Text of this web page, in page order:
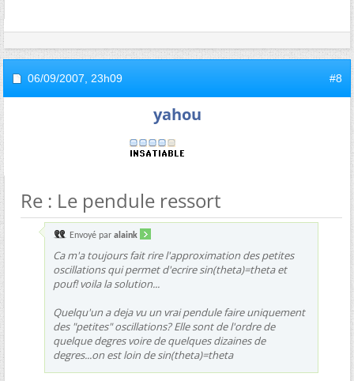
06/09/2007, 23h09 #8
yahou
Re : Le pendule ressort
Envoyé par alaink
Ca m'a toujours fait rire l'approximation des petites
oscillations qui permet d'ecrire sin(theta)=theta et
pouf! voila la solution...
Quelqu'un a deja vu un vrai pendule faire uniquement
des "petites" oscillations? Elle sont de l'ordre de
quelque degres voire de quelques dizaines de
degres...on est loin de sin(theta)=theta